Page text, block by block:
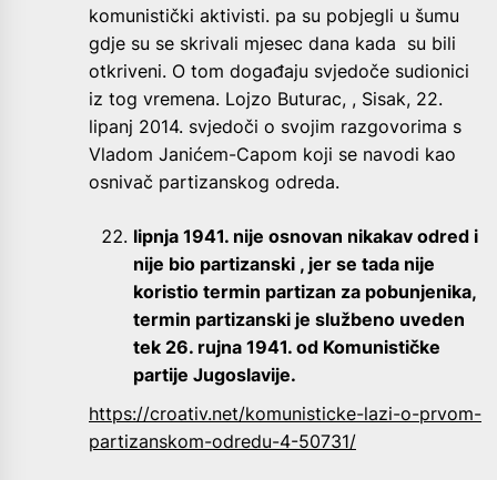
komunistički aktivisti. pa su pobjegli u šumu
gdje su se skrivali mjesec dana kada su bili
otkriveni. O tom događaju svjedoče sudionici
iz tog vremena. Lojzo Buturac, , Sisak, 22.
lipanj 2014. svjedoči o svojim razgovorima s
Vladom Janićem-Capom koji se navodi kao
osnivač partizanskog odreda.
lipnja 1941. nije osnovan nikakav odred i
nije bio partizanski , jer se tada nije
koristio termin partizan za pobunjenika,
termin partizanski je službeno uveden
tek 26. rujna 1941. od Komunističke
partije Jugoslavije.
https://croativ.net/komunisticke-lazi-o-prvom-
partizanskom-odredu-4-50731/